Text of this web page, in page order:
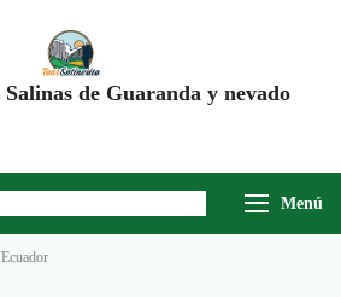
de Guaranda y nevado
Sal, Quesera El Salinerito, Chocolates El
Menú